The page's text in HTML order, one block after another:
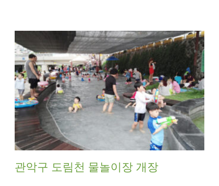
관악구 도림천 물놀이장 개장